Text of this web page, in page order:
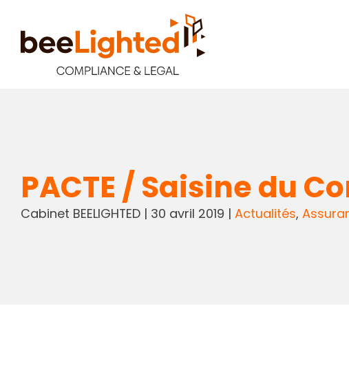
PACTE / Saisine du
Cabinet BEELIGHTED| 30 avril 2019 | Actualités,